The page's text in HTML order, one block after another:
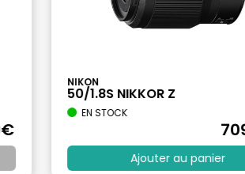
€
NIKON
50/1.8S NIKKOR Z
EN STOCK
Ajouter au panier